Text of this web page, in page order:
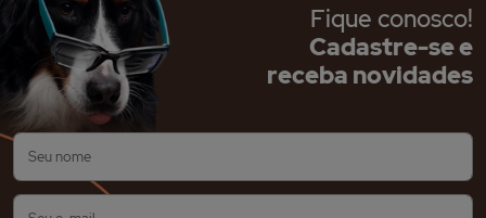
Fique conosco!
Cadastre-se e
receba novidades